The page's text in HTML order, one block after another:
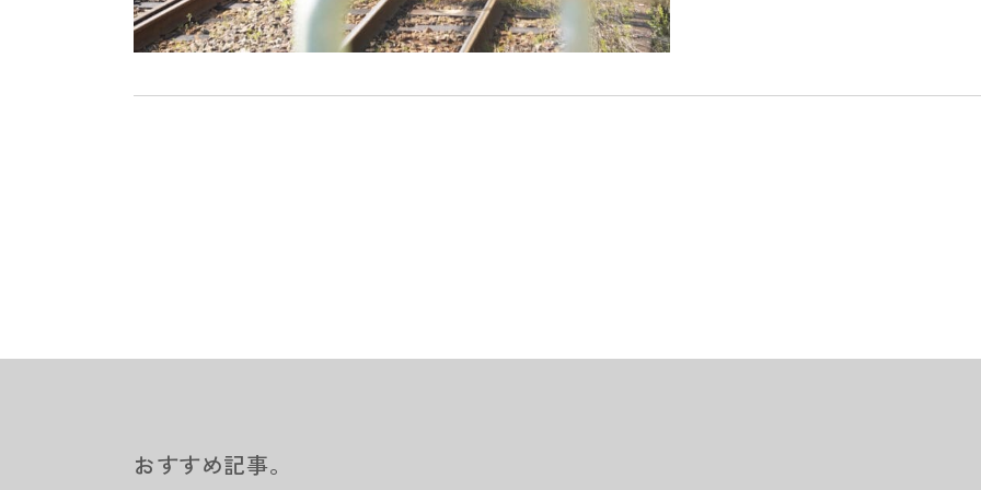
おすすめ記事。